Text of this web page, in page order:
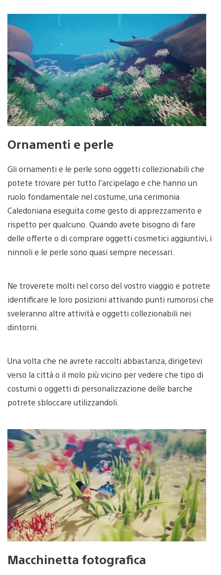
Ornamenti e perle
Gli ornamenti e le perle sono oggetti collezionabili che
potete trovare per tutto l’arcipelago e che hanno un
ruolo fondamentale nel costume, una cerimonia
Caledoniana eseguita come gesto di apprezzamento e
rispetto per qualcuno. Quando avete bisogno di fare
delle offerte o di comprare oggetti cosmetici aggiuntivi, i
ninnoli e le perle sono quasi sempre necessari.
Ne troverete molti nel corso del vostro viaggio e potrete
identificare le loro posizioni attivando punti rumorosi che
sveleranno altre attività e oggetti collezionabili nei
dintorni.
Una volta che ne avrete raccolti abbastanza, dirigetevi
verso la città o il molo più vicino per vedere che tipo di
costumi o oggetti di personalizzazione delle barche
potrete sbloccare utilizzandoli.
Macchinetta fotografica